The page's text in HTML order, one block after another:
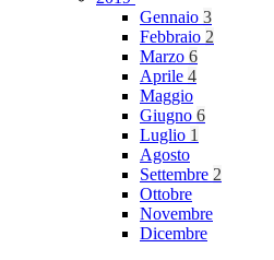
Gennaio 3
Febbraio 2
Marzo 6
Aprile 4
Maggio
Giugno 6
Luglio 1
Agosto
Settembre 2
Ottobre
Novembre
Dicembre